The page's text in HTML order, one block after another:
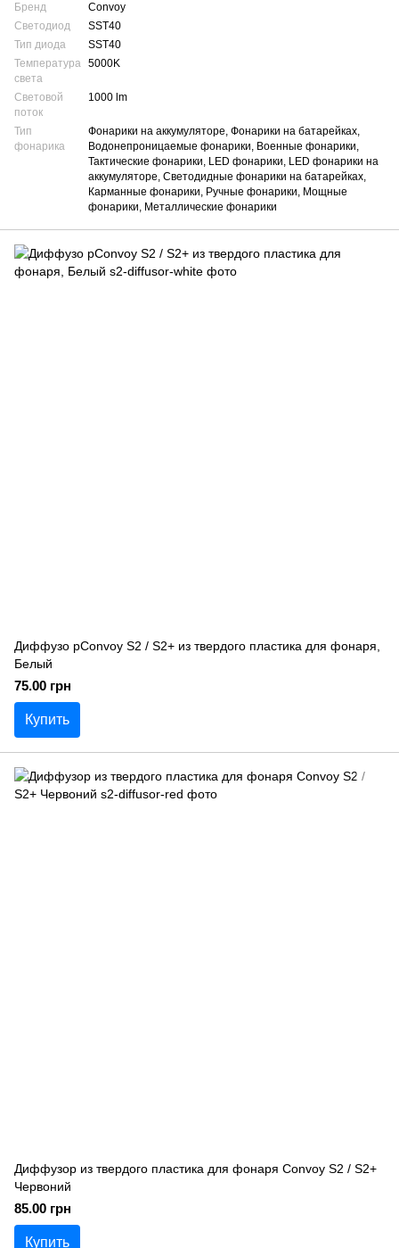
Бренд
Convoy
Светодиод
SST40
Тип диода
SST40
Температура
света
5000K
Световой
поток
1000 lm
Тип
фонарика
Фонарики на аккумуляторе, Фонарики на батарейках,
Водонепроницаемые фонарики, Военные фонарики,
Тактические фонарики, LED фонарики, LED фонарики на
аккумуляторе, Светодидные фонарики на батарейках,
Карманные фонарики, Ручные фонарики, Мощные
фонарики, Металлические фонарики
Диффузо рConvoy S2 / S2+ из твердого пластика для фонаря,
Белый
75.00 грн
Купить
Диффузор из твердого пластика для фонаря Convoy S2 / S2+
Червоний
85.00 грн
Купить